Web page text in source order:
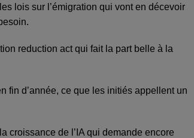
lois sur l’émigration qui vont en décevoir
reduction act qui fait la part belle à la
fin d’année, ce que les initiés appellent un
croissance de l’IA qui demande encore